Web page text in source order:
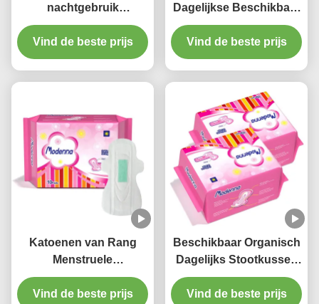
nachtgebruik
Vriendschappelijke
Beschikbare Sanitaire
Stootkussens Katoenen
Vind de beste prijs
Dagelijkse Beschikbare
Anion Maxi Sanitary
Napkins Gebruiks
Sanitaire Stootkussens
Vind de beste prijs
Katoenen van Rang
Menstruele
Stootkussens van niet
Geweven
Vind de beste prijs
Beschikbaar Organisch
Dagelijks Stootkussen
245mm van Gebruiks
Sanitair Stootkussens
Vind de beste prijs